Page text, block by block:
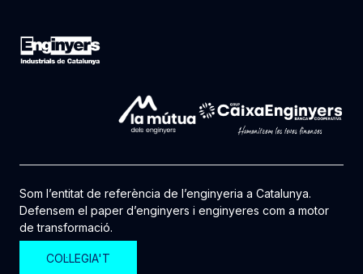
Som l’entitat de referència de l’enginyeria a Catalunya.
Defensem el paper d’enginyers i enginyeres com a motor
de transformació.
COL·LEGIA'T